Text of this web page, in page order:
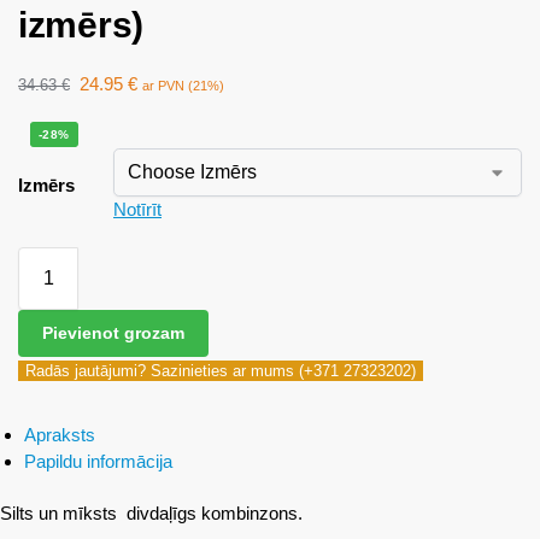
izmērs)
34.63€ 24.95 € ar PVN (21%)
-28%
Izmērs
Notīrīt
Pievienot grozam
Radās jautājumi? Sazinieties ar mums (+371 27323202)
Apraksts
Papildu informācija
Silts un mīksts divdaļīgs kombinzons.